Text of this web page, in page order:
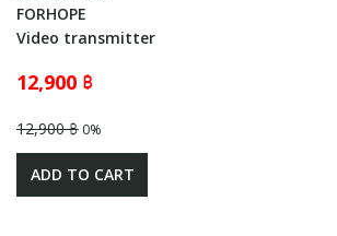
FORHOPE
Video transmitter
12,900 ฿
12,900 ฿ 0%
ADD TO CART